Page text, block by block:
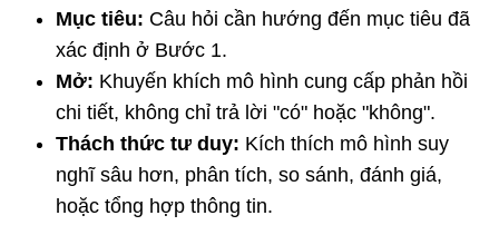
Mục tiêu: Câu hỏi cần hướng đến mục tiêu đã
xác định ở Bước 1.
Mở: Khuyến khích mô hình cung cấp phản hồi
chi tiết, không chỉ trả lời "có" hoặc "không".
Thách thức tư duy: Kích thích mô hình suy
nghĩ sâu hơn, phân tích, so sánh, đánh giá,
hoặc tổng hợp thông tin.